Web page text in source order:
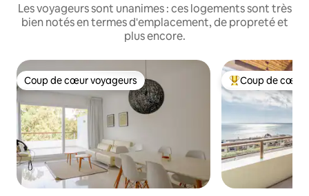
Les voyageurs sont unanimes : ces logements sont très
bien notés en termes d'emplacement, de propreté et
plus encore.
Coup de cœur voyageurs
Coup de cœur voyageurs Coups de cœur
Coup de cœur